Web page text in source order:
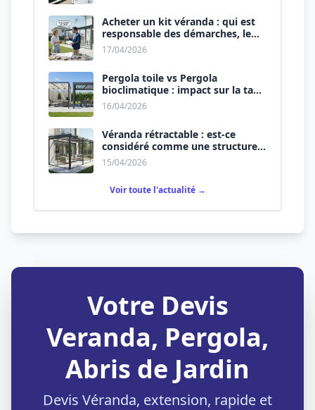
Acheter un kit véranda : qui est
responsable des démarches, le
vendeur ou vous ?
17/04/2026
Pergola toile vs Pergola
bioclimatique : impact sur la taxe
d’aménagement.
16/04/2026
Véranda rétractable : est-ce
considéré comme une structure
permanente ?
15/04/2026
Voir toute l'actualité →
Votre Devis
Veranda, Pergola,
Abris de Jardin
Devis Véranda, extension, rapide et